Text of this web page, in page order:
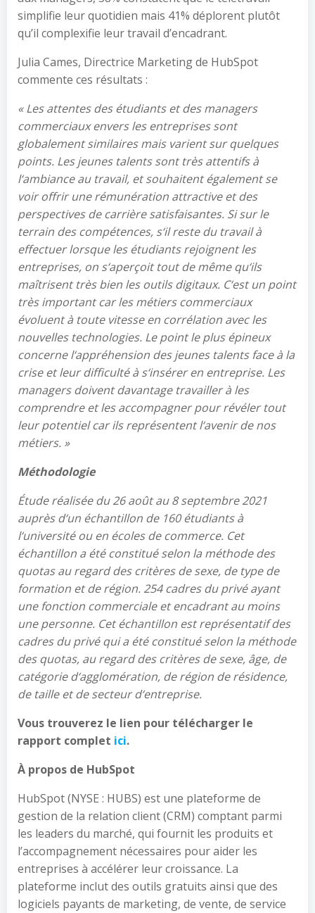
simplifie leur quotidien mais 41% déplorent plutôt
qu’il complexifie leur travail d’encadrant.
Julia Cames, Directrice Marketing de HubSpot
commente ces résultats :
« Les attentes des étudiants et des managers
commerciaux envers les entreprises sont
globalement similaires mais varient sur quelques
points. Les jeunes talents sont très attentifs à
l‘ambiance au travail, et souhaitent également se
voir offrir une rémunération attractive et des
perspectives de carrière satisfaisantes. Si sur le
terrain des compétences, s‘il reste du travail à
effectuer lorsque les étudiants rejoignent les
entreprises, on s‘aperçoit tout de même qu‘ils
maîtrisent très bien les outils digitaux. C‘est un point
très important car les métiers commerciaux
évoluent à toute vitesse en corrélation avec les
nouvelles technologies. Le point le plus épineux
concerne l‘appréhension des jeunes talents face à la
crise et leur difficulté à s‘insérer en entreprise. Les
managers doivent davantage travailler à les
comprendre et les accompagner pour révéler tout
leur potentiel car ils représentent l‘avenir de nos
métiers. »
Méthodologie
Étude réalisée du 26 août au 8 septembre 2021
auprès d‘un échantillon de 160 étudiants à
l‘université ou en écoles de commerce. Cet
échantillon a été constitué selon la méthode des
quotas au regard des critères de sexe, de type de
formation et de région. 254 cadres du privé ayant
une fonction commerciale et encadrant au moins
une personne. Cet échantillon est représentatif des
cadres du privé qui a été constitué selon la méthode
des quotas, au regard des critères de sexe, âge, de
catégorie d‘agglomération, de région de résidence,
de taille et de secteur d‘entreprise.
Vous trouverez le lien pour télécharger le
rapport complet ici.
À propos de HubSpot
HubSpot (NYSE : HUBS) est une plateforme de
gestion de la relation client (CRM) comptant parmi
les leaders du marché, qui fournit les produits et
l’accompagnement nécessaires pour aider les
entreprises à accélérer leur croissance. La
plateforme inclut des outils gratuits ainsi que des
logiciels payants de marketing, de vente, de service